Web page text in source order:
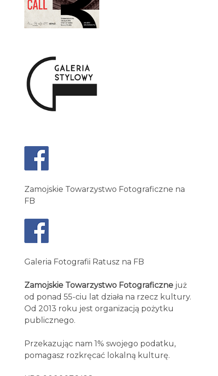
Zamojskie Towarzystwo Fotograficzne na
FB
Galeria Fotografii Ratusz na FB
Zamojskie Towarzystwo Fotograficzne już
od ponad 55-ciu lat działa na rzecz kultury.
Od 2013 roku jest organizacją pożytku
publicznego.
Przekazując nam 1% swojego podatku,
pomagasz rozkręcać lokalną kulturę.